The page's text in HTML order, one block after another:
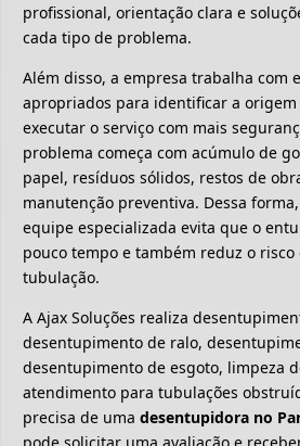
profissional, orientação clara e
cada tipo de problema.
Além disso, a empresa trabalha com
apropriados para identificar a
executar o serviço com mais
problema começa com acúmulo de
papel, resíduos sólidos, restos de
manutenção preventiva. Dessa
equipe especializada evita que o
pouco tempo e também reduz o risco
tubulação.
A Ajax Soluções realiza
desentupimento de ralo,
desentupimento de esgoto, limpeza
atendimento para tubulações
precisa de uma desentupidora no